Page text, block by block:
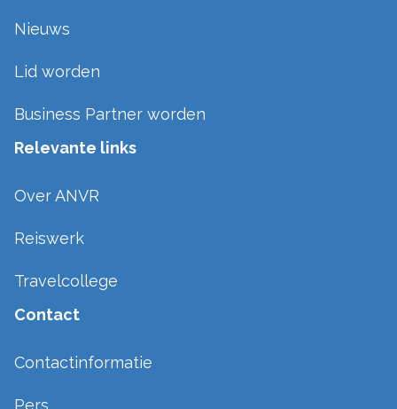
Nieuws
Lid worden
Business Partner worden
Relevante links
Over ANVR
Reiswerk
Travelcollege
Contact
Contactinformatie
Pers